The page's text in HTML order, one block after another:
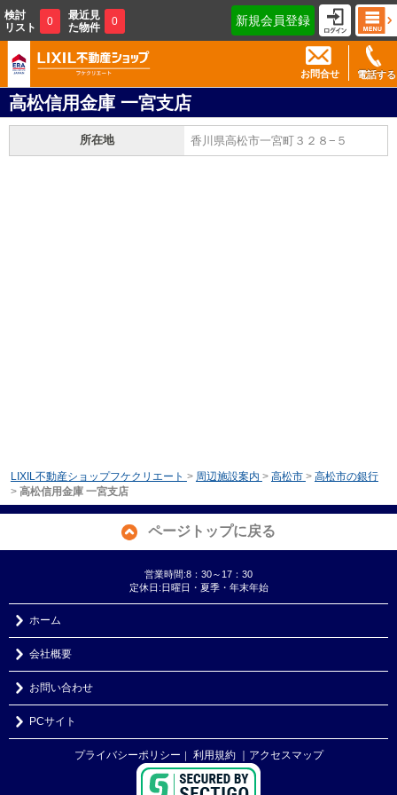
検討
リスト
0
最近見
た物件
0 新規会員登録
電話する
お問合せ
高松信用金庫 一宮支店
所在地 香川県高松市一宮町３２８−５
LIXIL不動産ショップフケクリエート > 周辺施設案内 > 高松市 > 高松市の銀行
> 高松信用金庫 一宮支店
ページトップに戻る
営業時間:8：30～17：30
定休日:日曜日・夏季・年末年始
ホーム
会社概要
お問い合わせ
PCサイト
プライバシーポリシー ｜ 利用規約 ｜アクセスマップ